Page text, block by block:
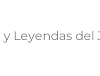
Leyendas del